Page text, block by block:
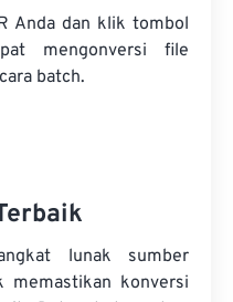
Anda dan klik tombol
mengonversi file
batch.
lunak sumber
konversi